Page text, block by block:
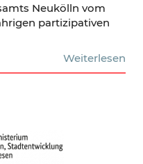
Neukölln vom
partizipativen
Weiterlesen